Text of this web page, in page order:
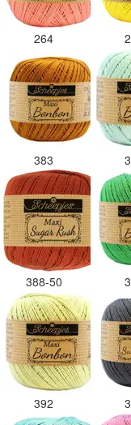
264
383
388-50
392